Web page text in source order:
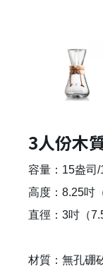
3人份木
容量：15盎司/
高度：8.25吋
直徑：3吋（
材質：無孔硼